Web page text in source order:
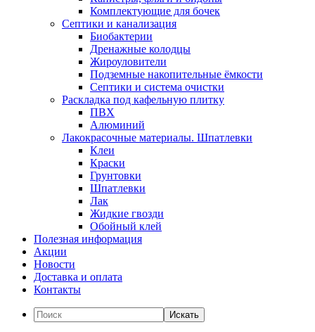
Комплектующие для бочек
Септики и канализация
Биобактерии
Дренажные колодцы
Жироуловители
Подземные накопительные ёмкости
Септики и система очистки
Раскладка под кафельную плитку
ПВХ
Алюминий
Лакокрасочные материалы. Шпатлевки
Клеи
Краски
Грунтовки
Шпатлевки
Лак
Жидкие гвозди
Обойный клей
Полезная информация
Акции
Новости
Доставка и оплата
Контакты
Искать